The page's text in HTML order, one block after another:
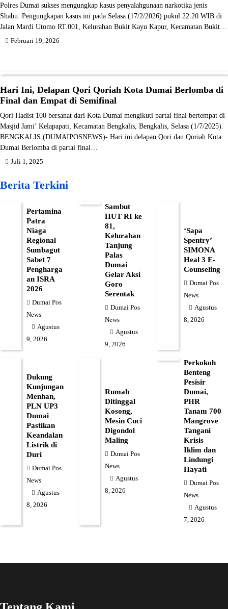
Polres Dumai sukses mengungkap kasus penyalahgunaan narkotika jenis
Shabu. Pengungkapan kasus ini pada Selasa (17/2/2026) pukul 22.20 WIB di
Jalan Mardi Utomo RT.001, Kelurahan Bukit Kayu Kapur, Kecamatan Bukit…
Februari 19, 2026
Hari Ini, Delapan Qori Qoriah Kota Dumai Berlomba di
Final dan Empat di Semifinal
Qori Hadist 100 bersanat dari Kota Dumai mengikuti partai final bertempat di
Masjid Jami’ Kelapapati, Kecamatan Bengkalis, Bengkalis, Selasa (1/7/2025).
BENGKALIS (DUMAIPOSNEWS)- Hari ini delapan Qori dan Qoriah Kota
Dumai Berlomba di partai final…
Juli 1, 2025
Berita Terkini
Pertamina
Patra
Niaga
Regional
Sumbagut
Sabet 7
Pengharga
an ISRA
2026
Dumai Pos
News
Agustus
9, 2026
Sambut
HUT RI ke
81,
Kelurahan
Tanjung
Palas
Dumai
Gelar Aksi
Goro
Serentak
Dumai Pos
News
Agustus
9, 2026
‘Sapa
Spentry’
SIMONA
Heal 3 E-
Counseling
Dumai Pos
News
Agustus
8, 2026
Dukung
Kunjungan
Menhan,
PLN UP3
Dumai
Pastikan
Keandalan
Listrik di
Duri
Dumai Pos
News
Agustus
8, 2026
Rumah
Ditinggal
Kosong,
Mesin Cuci
Digondol
Maling
Dumai Pos
News
Agustus
8, 2026
Perkokoh
Benteng
Pesisir
Dumai,
PHR
Tanam 700
Mangrove
Tangani
Krisis
Iklim dan
Lindungi
Hayati
Dumai Pos
News
Agustus
7, 2026